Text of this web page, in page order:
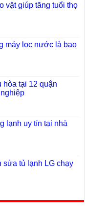
vặt giúp tăng tuổi thọ
máy lọc nước là bao
hòa tại 12 quận
lạnh uy tín tại nhà
sửa tủ lạnh LG chạy